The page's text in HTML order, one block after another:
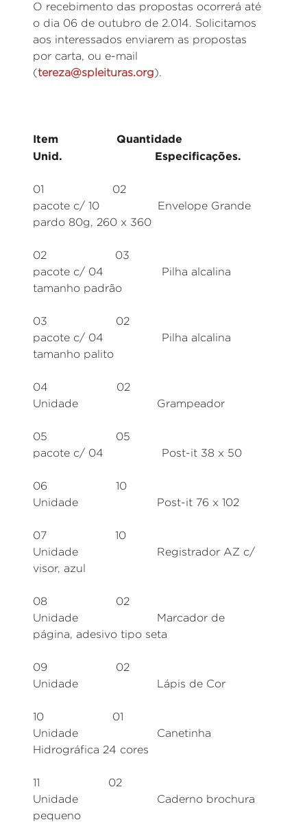
O recebimento das propostas ocorrerá até
o dia 06 de outubro de 2.014. Solicitamos
aos interessados enviarem as propostas
por carta, ou e-mail
(tereza@spleituras.org).
Item Quantidade
Unid. Especificações.
01 02
pacote c/ 10 Envelope Grande
pardo 80g, 260 x 360
02 03
pacote c/ 04 Pilha alcalina
tamanho padrão
03 02
pacote c/ 04 Pilha alcalina
tamanho palito
04 02
Unidade Grampeador
05 05
pacote c/ 04 Post-it 38 x 50
06 10
Unidade Post-it 76 x 102
07 10
Unidade Registrador AZ c/
visor, azul
08 02
Unidade Marcador de
página, adesivo tipo seta
09 02
Unidade Lápis de Cor
10 01
Unidade Canetinha
Hidrográfica 24 cores
11 02
Unidade Caderno brochura
pequeno